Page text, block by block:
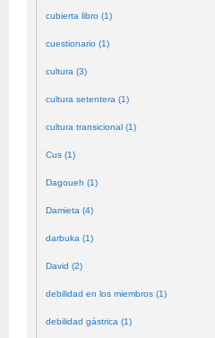
cubierta libro (1)
cuestionario (1)
cultura (3)
cultura setentera (1)
cultura transicional (1)
Cus (1)
Dagoueh (1)
Damieta (4)
darbuka (1)
David (2)
debilidad en los miembros (1)
debilidad gástrica (1)